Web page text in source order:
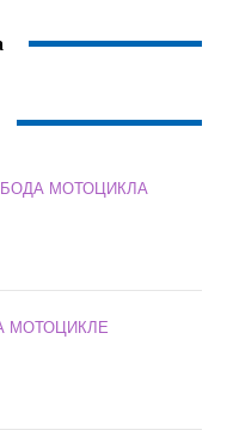
МОТОЦИКЛА
МОТОЦИКЛЕ